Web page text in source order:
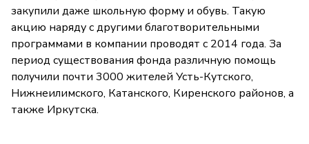
закупили даже школьную форму и обувь. Такую
акцию наряду с другими благотворительными
программами в компании проводят с 2014 года. За
период существования фонда различную помощь
получили почти 3000 жителей Усть-Кутского,
Нижнеилимского, Катанского, Киренского районов, а
также Иркутска.